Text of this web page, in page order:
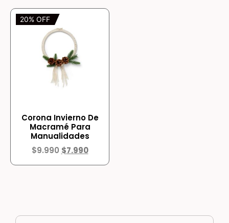
20% OFF
Corona Invierno De
Macramé Para
Manualidades
$9.990 $7.990